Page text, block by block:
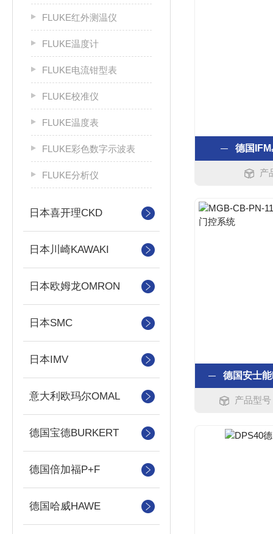
FLUKE红外测温仪
FLUKE温度计
FLUKE电流钳型表
FLUKE校准仪
FLUKE温度表
FLUKE彩色数字示波表
FLUKE分析仪
日本喜开理CKD
日本川崎KAWAKI
日本欧姆龙OMRON
日本SMC
日本IMV
意大利欧玛尔OMAL
德国宝德BURKERT
德国倍加福P+F
德国哈威HAWE
德国
产
德国安士
产品型